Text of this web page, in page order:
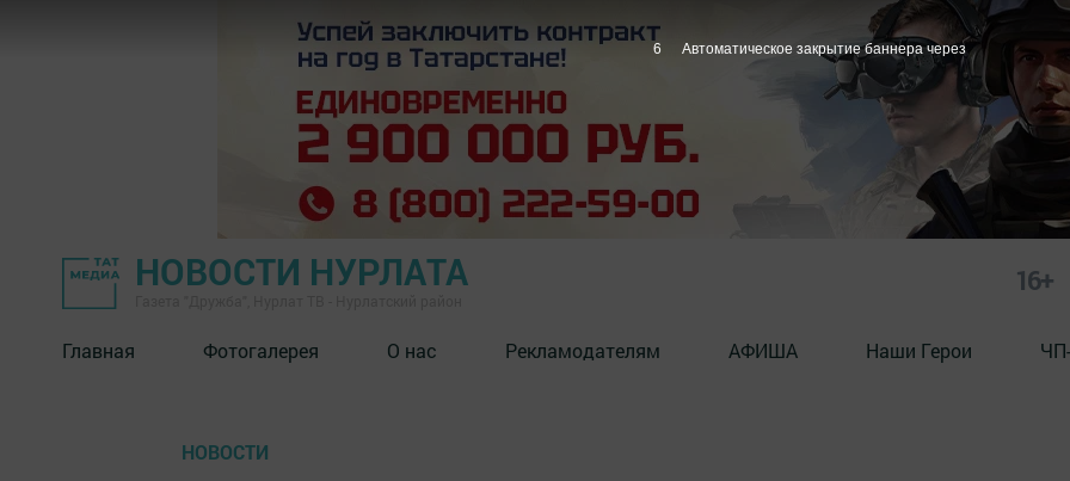
НОВОСТИ НУРЛАТА 16+
Главная Фотогалерея О нас Рекламодателям АФИША Наши Герои
НОВОСТИ
5 Автоматическое закрытие баннера через